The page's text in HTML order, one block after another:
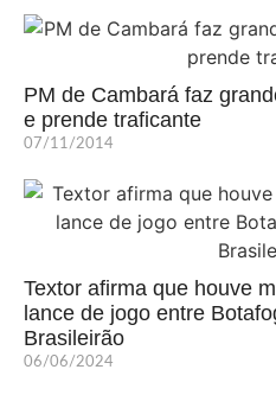
PM de Cambará faz
e prende traficante
07/11/2014
Textor afirma que houve
lance de jogo entre
Brasileirão
06/06/2024